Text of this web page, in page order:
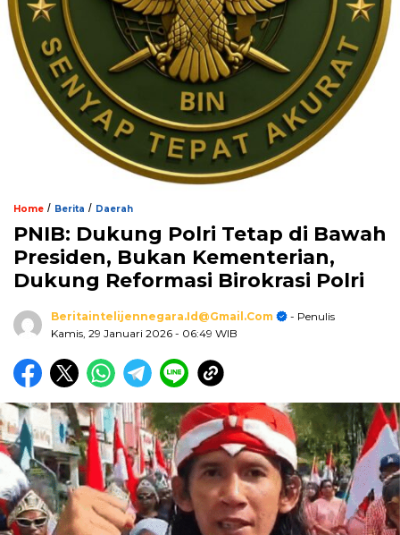
Home / Berita / Daerah
PNIB: Dukung Polri Tetap di Bawah
Presiden, Bukan Kementerian,
Dukung Reformasi Birokrasi Polri
Beritaintelijennegara.id@gmail.com
- Penulis
Kamis, 29 Januari 2026 - 06:49 WIB